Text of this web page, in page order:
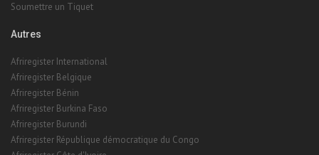
Afriregister International
Afriregister Belgique
Afriregister Burkina Faso
Afriregister Burundi
Afriregister République démocratique du Congo
Afriregister Côte d'Ivoire
Afriregister Kenya
Afriregister Rwanda